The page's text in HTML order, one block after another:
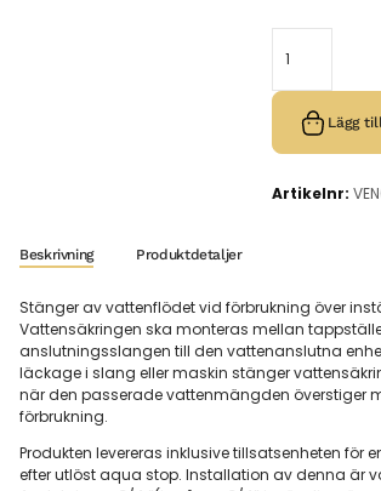
Lägg
Artikelnr:
Beskrivning Produktdetaljer
Stänger av vattenflödet vid förbrukning över
Vattensäkringen ska monteras mellan
anslutningsslangen till den vattenanslutna
läckage i slang eller maskin stänger
när den passerade vattenmängden överstiger
förbrukning.
Produkten levereras inklusive tillsatsenheten för
efter utlöst aqua stop. Installation av denna är